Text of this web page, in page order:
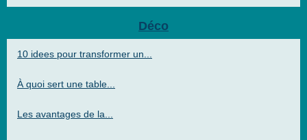
Déco
10 idees pour transformer un...
À quoi sert une table...
Les avantages de la...